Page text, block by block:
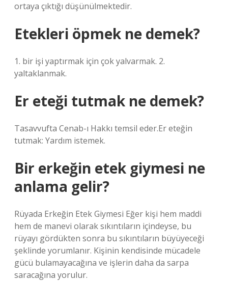
ortaya çıktığı düşünülmektedir.
Etekleri öpmek ne demek?
1. bir işi yaptırmak için çok yalvarmak. 2.
yaltaklanmak.
Er eteği tutmak ne demek?
Tasavvufta Cenab-ı Hakkı temsil eder.Er eteğin
tutmak: Yardım istemek.
Bir erkeğin etek giymesi ne
anlama gelir?
Rüyada Erkeğin Etek Giymesi Eğer kişi hem maddi
hem de manevi olarak sıkıntıların içindeyse, bu
rüyayı gördükten sonra bu sıkıntıların büyüyeceği
şeklinde yorumlanır. Kişinin kendisinde mücadele
gücü bulamayacağına ve işlerin daha da sarpa
saracağına yorulur.